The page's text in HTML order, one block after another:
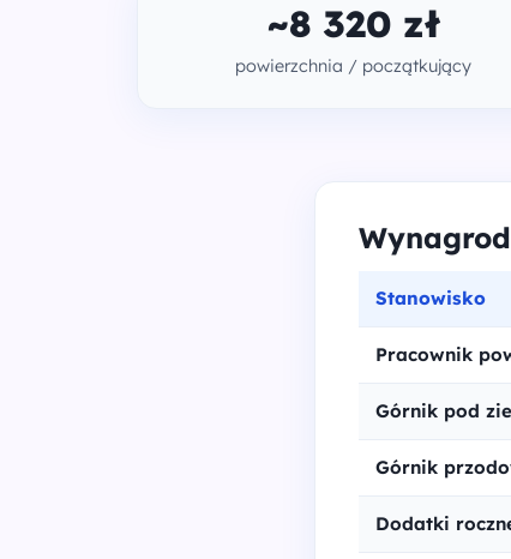
~8 320 zł
powierzchnia / początkujący
Stanowisko
Pracownik
Górnik pod
Górnik
Dodatki